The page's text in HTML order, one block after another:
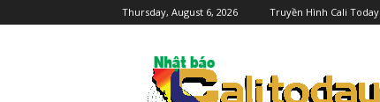
Thursday, August 6, 2026 Truyền Hình Cali Today